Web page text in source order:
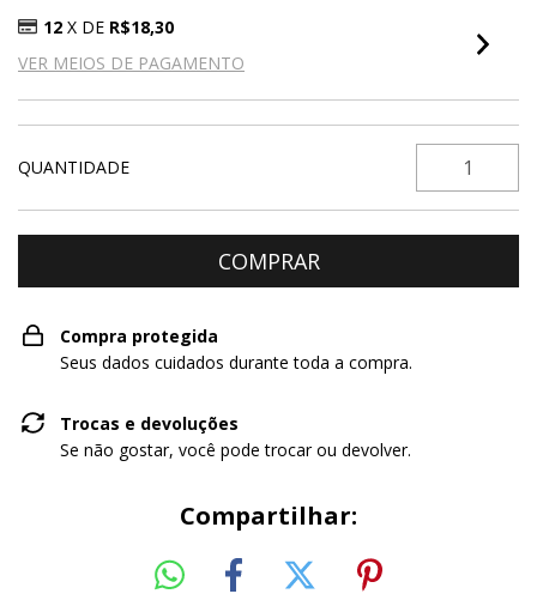
12 X DE R$18,30
VER MEIOS DE PAGAMENTO
QUANTIDADE
Compra protegida
Seus dados cuidados durante toda a compra.
Trocas e devoluções
Se não gostar, você pode trocar ou devolver.
Compartilhar: